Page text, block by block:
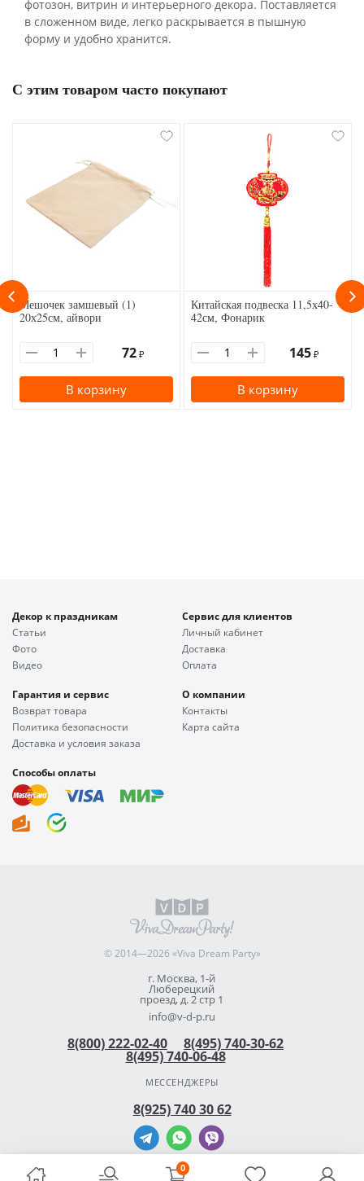
0
фотозон, витрин и интерьерного декора. Поставляется
в сложенном виде, легко раскрывается в пышную
форму и удобно хранится.
С этим товаром часто покупают
Мешочек замшевый (1)
20х25см, айвори
72 ₽
В корзину
Китайская подвеска 11,5х40-
42см, Фонарик
145 ₽
В корзину
Декор к праздникам
Статьи
Фото
Видео
Сервис для клиентов
Личный кабинет
Доставка
Оплата
Гарантия и сервис
Возврат товара
Политика безопасности
Доставка и условия заказа
О компании
Контакты
Карта сайта
Способы оплаты
© 2014—2026 «Viva Dream Party»
г. Москва, 1-й
Люберецкий
проезд, д. 2 стр 1
info@v-d-p.ru
8(800) 222-02-40 8(495) 740-30-62
8(495) 740-06-48
МЕССЕНДЖЕРЫ
8(925) 740 30 62